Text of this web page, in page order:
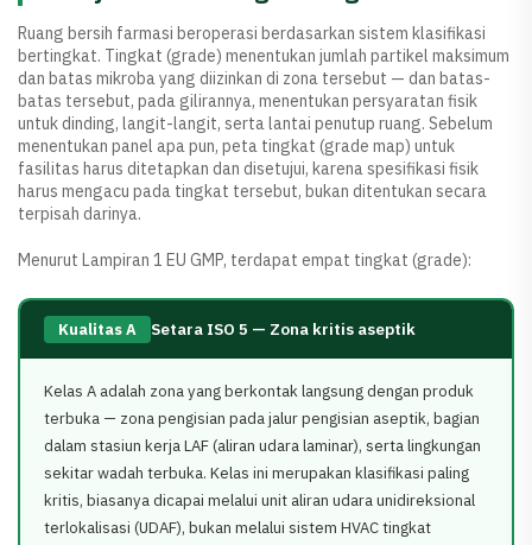
Ruang bersih farmasi beroperasi berdasarkan sistem klasifikasi
bertingkat. Tingkat (grade) menentukan jumlah partikel maksimum
dan batas mikroba yang diizinkan di zona tersebut — dan batas-
batas tersebut, pada gilirannya, menentukan persyaratan fisik
untuk dinding, langit-langit, serta lantai penutup ruang. Sebelum
menentukan panel apa pun, peta tingkat (grade map) untuk
fasilitas harus ditetapkan dan disetujui, karena spesifikasi fisik
harus mengacu pada tingkat tersebut, bukan ditentukan secara
terpisah darinya.
Menurut Lampiran 1 EU GMP, terdapat empat tingkat (grade):
Kualitas A Setara ISO 5 — Zona kritis aseptik
Kelas A adalah zona yang berkontak langsung dengan produk
terbuka — zona pengisian pada jalur pengisian aseptik, bagian
dalam stasiun kerja LAF (aliran udara laminar), serta lingkungan
sekitar wadah terbuka. Kelas ini merupakan klasifikasi paling
kritis, biasanya dicapai melalui unit aliran udara unidireksional
terlokalisasi (UDAF), bukan melalui sistem HVAC tingkat